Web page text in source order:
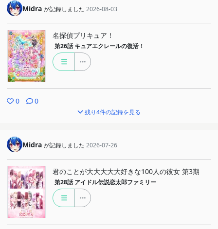
Midra が記録しました 2026-08-03
名探偵プリキュア！
第26話 キュアエクレールの復活！
0 0
残り4件の記録を見る
Midra が記録しました 2026-07-26
君のことが大大大大大好きな100人の彼女 第3期
第28話 アイドル伝説恋太郎ファミリー